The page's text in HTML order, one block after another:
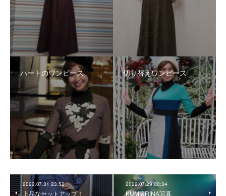
ハートのワンピース 切り替えワンピース
2022.07.31 23:52
上品なセットアップ！
2022.07.29 00:34
KUMI&RINA写真